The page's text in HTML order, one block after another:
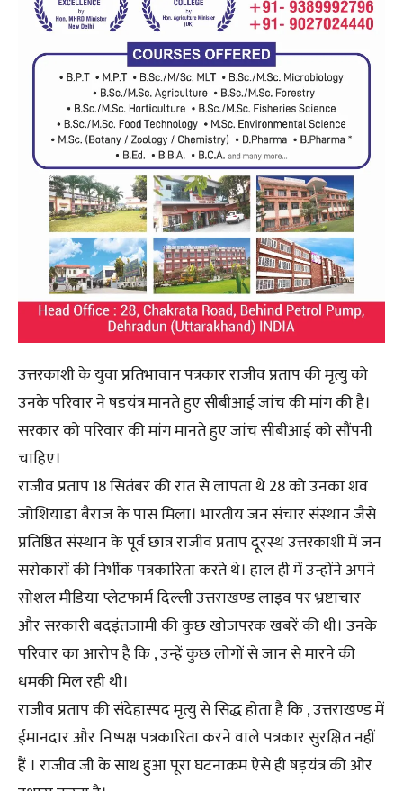
उत्तरकाशी के युवा प्रतिभावान पत्रकार राजीव प्रताप की मृत्यु को
उनके परिवार ने षडयंत्र मानते हुए सीबीआई जांच की मांग की है।
सरकार को परिवार की मांग मानते हुए जांच सीबीआई को सौंपनी
चाहिए।
राजीव प्रताप 18 सितंबर की रात से लापता थे 28 को उनका शव
जोशियाडा बैराज के पास मिला। भारतीय जन संचार संस्थान जैसे
प्रतिष्ठित संस्थान के पूर्व छात्र राजीव प्रताप दूरस्थ उत्तरकाशी में जन
सरोकारों की निर्भीक पत्रकारिता करते थे। हाल ही में उन्होंने अपने
सोशल मीडिया प्लेटफार्म दिल्ली उत्तराखण्ड लाइव पर भ्रष्टाचार
और सरकारी बदइंतजामी की कुछ खोजपरक खबरें की थी। उनके
परिवार का आरोप है कि , उन्हें कुछ लोगों से जान से मारने की
धमकी मिल रही थी।
राजीव प्रताप की संदेहास्पद मृत्यु से सिद्ध होता है कि , उत्तराखण्ड में
ईमानदार और निष्पक्ष पत्रकारिता करने वाले पत्रकार सुरक्षित नहीं
हैं । राजीव जी के साथ हुआ पूरा घटनाक्रम ऐसे ही षड़यंत्र की ओर